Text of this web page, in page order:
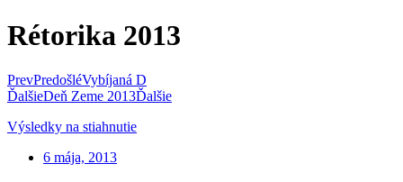
Rétorika 2013
PrevPredošléVybíjaná D
ĎalšieDeň Zeme 2013Ďalšie
Výsledky na stiahnutie
6 mája, 2013